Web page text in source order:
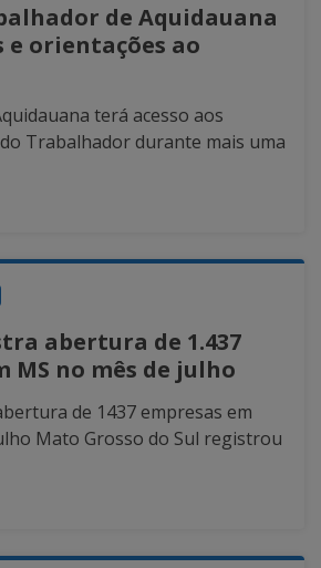
de Aquidauana
e orientações ao
terá acesso aos
Trabalhador durante mais uma
abertura de 1.437
MS no mês de julho
de 1437 empresas em
Mato Grosso do Sul registrou